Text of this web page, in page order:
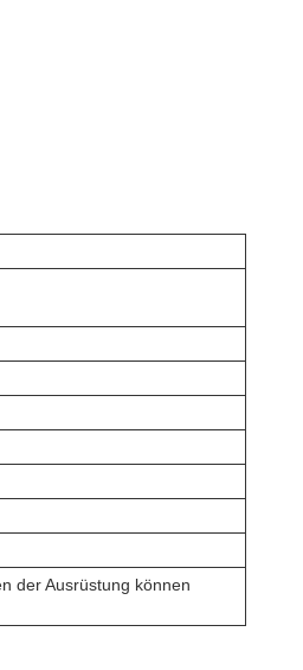
der Ausrüstung können